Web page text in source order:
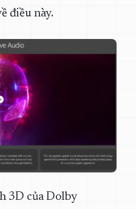
điều này.
3D của Dolby